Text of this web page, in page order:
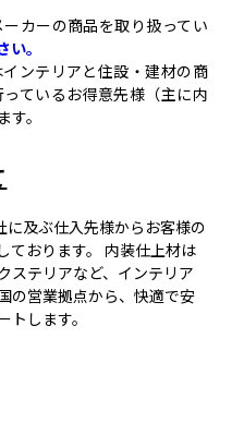
カーの商品を取り扱ってい
。
ンテリアと住設・建材の商
ているお得意先様（主に内
。
及ぶ仕入先様からお客様の
ております。 内装仕上材は
ステリアなど、インテリア
の営業拠点から、快適で安
します。